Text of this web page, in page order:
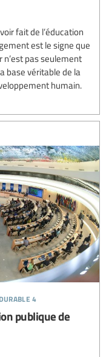
fait de l’éducation
est le signe que
n’est pas seulement
base véritable de la
humain.
4
publique de